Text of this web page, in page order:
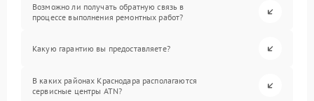
Возможно ли получать обратную связь в
процессе выполнения ремонтных работ?
Какую гарантию вы предоставляете?
В каких районах Краснодара располагаются
сервисные центры ATN?